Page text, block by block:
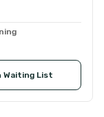
Waiting List